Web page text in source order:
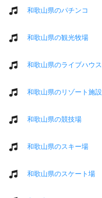
和歌山県のパチンコ
和歌山県の観光牧場
和歌山県のライブハウス
和歌山県のリゾート施設
和歌山県の競技場
和歌山県のスキー場
和歌山県のスケート場